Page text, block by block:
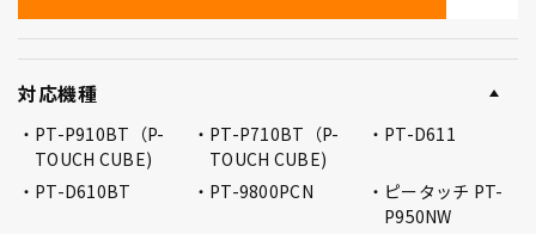
対応機種
PT-P910BT（P-
TOUCH CUBE)
PT-P710BT（P-
TOUCH CUBE)
PT-D611
PT-D610BT PT-9800PCN
ピータッチ PT-
P950NW